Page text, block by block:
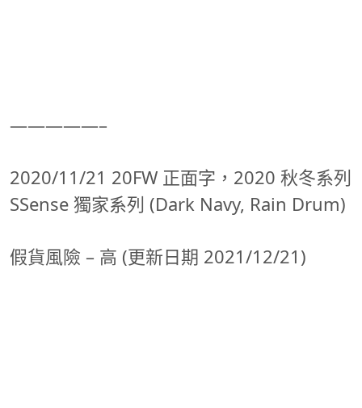
—————–
2020/11/21 20FW 正面字，2020 秋冬系列
SSense 獨家系列 (Dark Navy, Rain Drum)
假貨風險 – 高 (更新日期 2021/12/21)